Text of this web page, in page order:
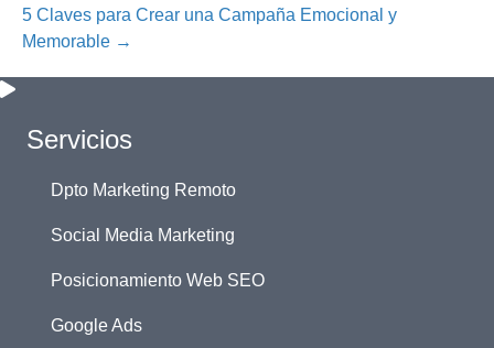
5 Claves para Crear una Campaña Emocional y
Memorable →
Servicios
Dpto Marketing Remoto
Social Media Marketing
Posicionamiento Web SEO
Google Ads